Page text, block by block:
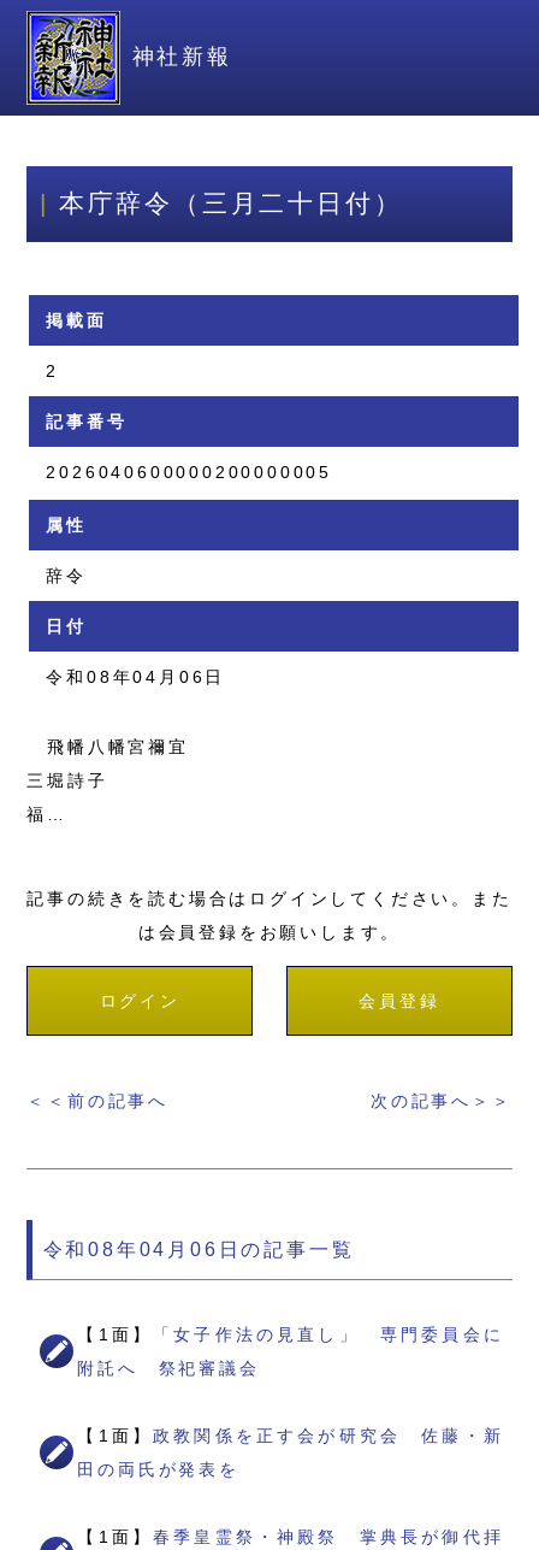
神社新報
本庁辞令（三月二十日付）
掲載面
2
記事番号
2026040600000200000005
属性
辞令
日付
令和08年04月06日
飛幡八幡宮禰宜
三堀詩子
福…
記事の続きを読む場合はログインしてください。また
は会員登録をお願いします。
ログイン 会員登録
＜＜前の記事へ 次の記事へ＞＞
令和08年04月06日の記事一覧
【1面】
「女子作法の見直し」 専門委員会に
附託へ 祭祀審議会
【1面】政教関係を正す会が研究会 佐藤・新
田の両氏が発表を
【1面】春季皇霊祭・神殿祭 掌典長が御代拝